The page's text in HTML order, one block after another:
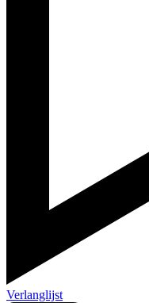
Verlanglijst